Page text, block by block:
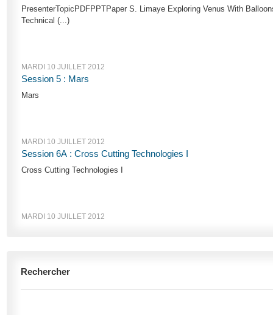
PresenterTopicPDFPPTPaper S. Limaye Exploring Venus With
Technical (...)
MARDI 10 JUILLET 2012
Session 5 : Mars
Mars
MARDI 10 JUILLET 2012
Session 6A : Cross Cutting Technologies I
Cross Cutting Technologies I
MARDI 10 JUILLET 2012
Rechercher